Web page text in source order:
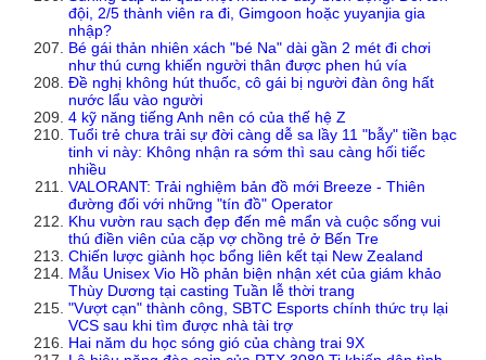
đội, 2/5 thành viên ra đi, Gimgoon hoặc yuyanjia gia
nhập?
Bé gái thản nhiên xách "bé Na" dài gần 2 mét đi chơi
như thú cưng khiến người thân được phen hú vía
Đề nghị không hút thuốc, cô gái bị người đàn ông hất
nước lẩu vào người
4 kỹ năng tiếng Anh nên có của thế hệ Z
Tuổi trẻ chưa trải sự đời càng dễ sa lầy 11 "bẫy" tiền bạc
tinh vi này: Không nhận ra sớm thì sau càng hối tiếc
nhiều
VALORANT: Trải nghiệm bản đồ mới Breeze - Thiên
đường đối với những "tín đồ" Operator
Khu vườn rau sạch đẹp đến mê mẩn và cuộc sống vui
thú điền viên của cặp vợ chồng trẻ ở Bến Tre
Chiến lược giành học bổng liên kết tại New Zealand
Mẫu Unisex Vio Hồ phản biện nhận xét của giám khảo
Thùy Dương tại casting Tuần lễ thời trang
"Vượt cạn" thành công, SBTC Esports chính thức trụ lại
VCS sau khi tìm được nhà tài trợ
Hai năm du học sóng gió của chàng trai 9X